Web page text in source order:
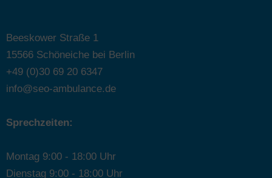
Beeskower Straße 1
15566 Schöneiche bei Berlin
+49 (0)30 69 20 6347
info@seo-ambulance.de
Sprechzeiten:
Montag 9:00 - 18:00 Uhr
Dienstag 9:00 - 18:00 Uhr